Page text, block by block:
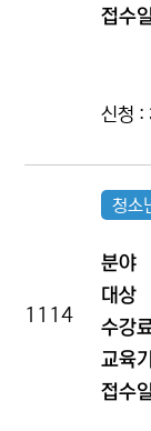
접수
신청
1114
청소
분야
대상
수강
교육
접수